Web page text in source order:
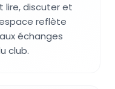
lire, discuter et
reflète
échanges
club.